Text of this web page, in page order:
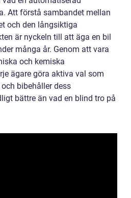
Att förstå sambandet mellan
och den långsiktiga
är nyckeln till att äga en bil
många år. Genom att vara
och kemiska
ägare göra aktiva val som
bibehåller dess
bättre än vad en blind tro på